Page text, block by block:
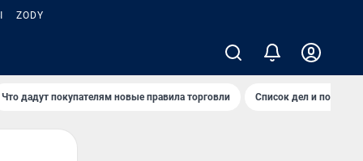
ZODY
Что дадут покупателям новые правила торговли Список дел и покупок